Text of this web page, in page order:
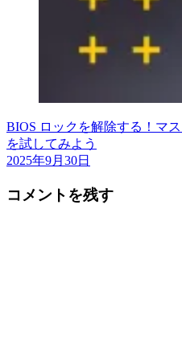
BIOS ロックを解除する！マ
を試してみよう
2025年9月30日
コメントを残す